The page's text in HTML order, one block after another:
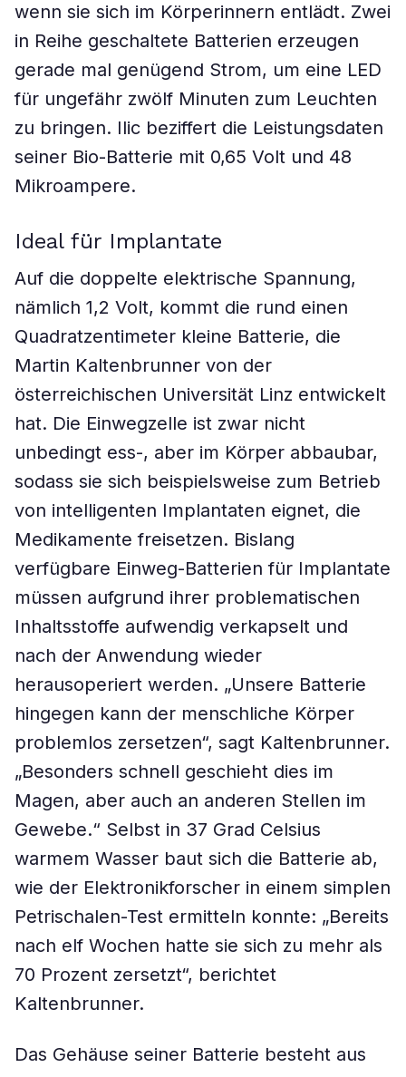
wenn sie sich im Körperinnern entlädt. Zwei
in Reihe geschaltete Batterien erzeugen
gerade mal genügend Strom, um eine LED
für ungefähr zwölf Minuten zum Leuchten
zu bringen. Ilic beziffert die Leistungsdaten
seiner Bio-Batterie mit 0,65 Volt und 48
Mikroampere.
Ideal für Implantate
Auf die doppelte elektrische Spannung,
nämlich 1,2 Volt, kommt die rund einen
Quadratzentimeter kleine Batterie, die
Martin Kaltenbrunner von der
österreichischen Universität Linz entwickelt
hat. Die Einwegzelle ist zwar nicht
unbedingt ess-, aber im Körper abbaubar,
sodass sie sich beispielsweise zum Betrieb
von intelligenten Implantaten eignet, die
Medikamente freisetzen. Bislang
verfügbare Einweg-Batterien für Implantate
müssen aufgrund ihrer problematischen
Inhaltsstoffe aufwendig verkapselt und
nach der Anwendung wieder
herausoperiert werden. „Unsere Batterie
hingegen kann der menschliche Körper
problemlos zersetzen“, sagt Kaltenbrunner.
„Besonders schnell geschieht dies im
Magen, aber auch an anderen Stellen im
Gewebe.“ Selbst in 37 Grad Celsius
warmem Wasser baut sich die Batterie ab,
wie der Elektronikforscher in einem simplen
Petrischalen-Test ermitteln konnte: „Bereits
nach elf Wochen hatte sie sich zu mehr als
70 Prozent zersetzt“, berichtet
Kaltenbrunner.
Das Gehäuse seiner Batterie besteht aus